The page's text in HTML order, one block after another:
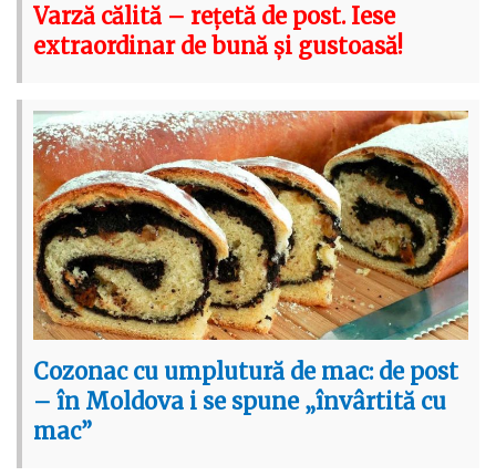
Varză călită – rețetă de post. Iese
extraordinar de bună și gustoasă!
Cozonac cu umplutură de mac: de post
– în Moldova i se spune „învârtită cu
mac”